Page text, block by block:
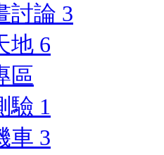
討論 3
地 6
區
驗 1
車 3